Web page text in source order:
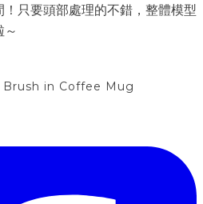
只要頭部處理的不錯，整體模型
in Coffee Mug